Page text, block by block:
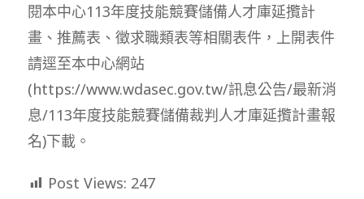
閱本中心113年度技能競賽儲備人才庫延攬計
畫、推薦表、徵求職類表等相關表件，上開表件
請逕至本中心網站
(https://www.wdasec.gov.tw/訊息公告/最新消
息/113年度技能競賽儲備裁判人才庫延攬計畫報
名)下載。
Post Views: 247